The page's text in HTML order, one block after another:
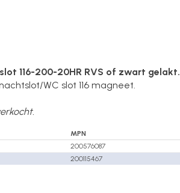
116-200-20HR RVS of zwart gelakt.
WC slot 116 magneet.
MPN
200576087
200115467